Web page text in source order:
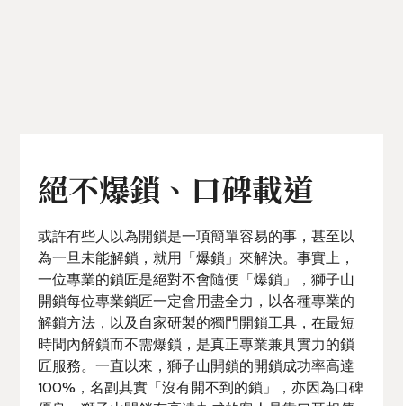
絕不爆鎖、口碑載道
或許有些人以為開鎖是一項簡單容易的事，甚至以
為一旦未能解鎖，就用「爆鎖」來解決。事實上，
一位專業的鎖匠是絕對不會隨便「爆鎖」，獅子山
開鎖每位專業鎖匠一定會用盡全力，以各種專業的
解鎖方法，以及自家研製的獨門開鎖工具，在最短
時間內解鎖而不需爆鎖，是真正專業兼具實力的鎖
匠服務。一直以來，獅子山開鎖的開鎖成功率高達
100%，名副其實「沒有開不到的鎖」，亦因為口碑